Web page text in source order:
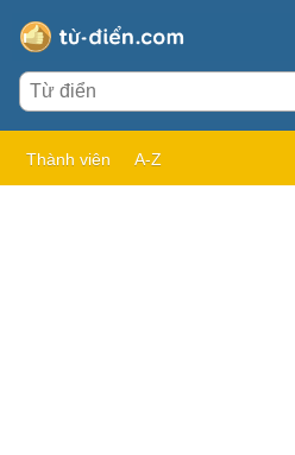
Thành viên A-Z